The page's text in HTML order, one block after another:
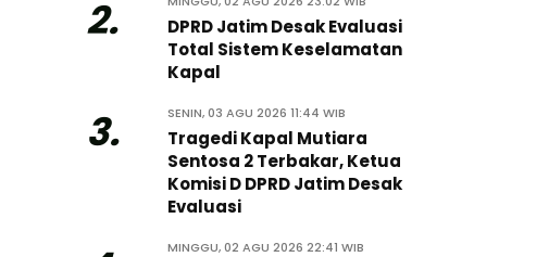
2.
DPRD Jatim Desak Evaluasi
Total Sistem Keselamatan
Kapal
3. SENIN, 03 AGU 2026 11:44 WIB
Tragedi Kapal Mutiara
Sentosa 2 Terbakar, Ketua
Komisi D DPRD Jatim Desak
Evaluasi
MINGGU, 02 AGU 2026 22:41 WIB